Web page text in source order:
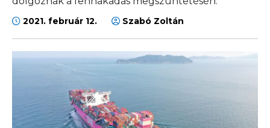
2021. február 12. Szabó Zoltán